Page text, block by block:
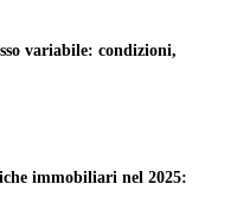
variabile: condizioni,
immobiliari nel 2025: